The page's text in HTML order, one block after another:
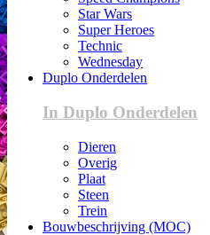
Star Wars
Super Heroes
Technic
Wednesday
Duplo Onderdelen
In Duplo Onderdelen
Dieren
Overig
Plaat
Steen
Trein
Bouwbeschrijving (MOC)